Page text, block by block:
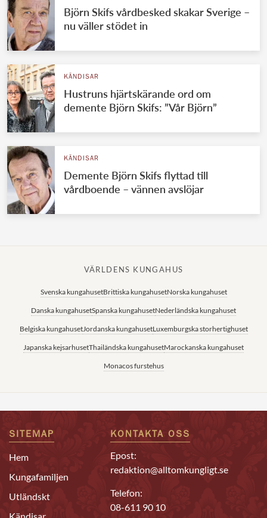
Björn Skifs vårdbesked skakar Sverige –
nu väller stödet in
KÄNDISAR
Hustruns hjärtskärande ord om
demente Björn Skifs: ”Vår Björn”
KÄNDISAR
Demente Björn Skifs flyttad till
vårdboende – vännen avslöjar
VÄRLDENS KUNGAHUS
Svenska kungahusetBrittiska kungahusetNorska kungahuset
Danska kungahusetSpanska kungahusetNederländska kungahuset
Belgiska kungahusetJordanska kungahusetLuxemburgska storhertighuset
Japanska kejsarhusetThailändska kungahusetMarockanska kungahuset
Monacos furstehus
SITEMAP
Hem
Kungafamiljen
Utländskt
KONTAKTA OSS
Epost:
redaktion@alltomkungligt.se
Telefon:
08-611 90 10